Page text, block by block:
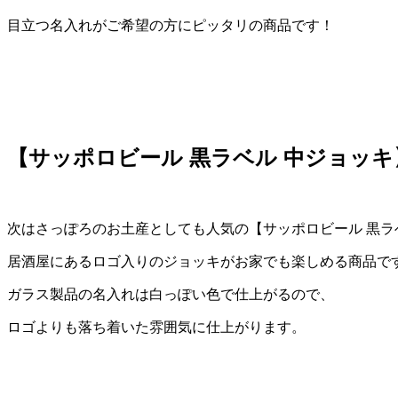
目立つ名入れがご希望の方にピッタリの商品です！
【サッポロビール 黒ラベル 中ジョッキ
次はさっぽろのお土産としても人気の【サッポロビール 黒
居酒屋にあるロゴ入りのジョッキがお家でも楽しめる商品で
ガラス製品の名入れは白っぽい色で仕上がるので、
ロゴよりも落ち着いた雰囲気に仕上がります。